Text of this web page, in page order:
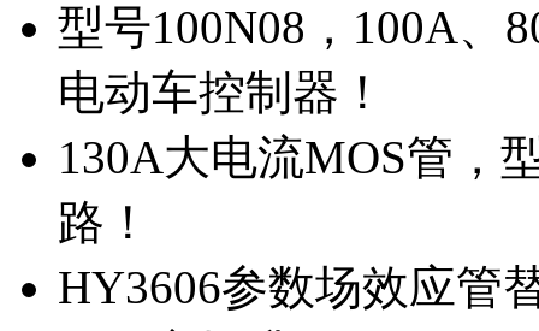
型号100N08，100A、
电动车控制器！
130A大电流MOS管，
路！
HY3606参数场效应管